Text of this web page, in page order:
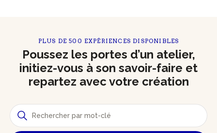
PLUS DE 500 EXPÉRIENCES DISPONIBLES
Poussez les portes d’un atelier,
initiez-vous à son savoir-faire et
repartez avec votre création